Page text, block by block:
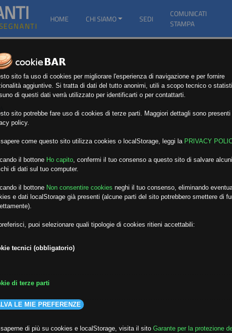
HOME CHI SIAMO SEDI
COMUNICATI
STAMPA
sito fa uso di cookies per migliorare l'esperienza di navigazione e per fornire
aggiuntive. Si tratta di dati del tutto anonimi, utili a scopo tecnico o
di questi dati verrà utilizzato per identificarti o per contattarti.
sito potrebbe fare uso di cookies di terze parti. Maggiori dettagli sono
policy.
sapere come questo sito utilizza cookies o localStorage, leggi la PRIVACY
il bottone Ho capito confermi il tuo consenso a questo sito di salvare
di dati sul tuo computer.
il bottone Non consentire cookies neghi il tuo consenso, eliminando
e dati localStorage già presenti (alcune parti del sito potrebbero smettere di
puoi selezionare quali tipologie di cookies ritieni accettabili:
tecnici (obbligatorio)
di terze parti
LE MIE PREFERENZE
saperne di più su cookies e localStorage, visita il sito Garante per la protezione